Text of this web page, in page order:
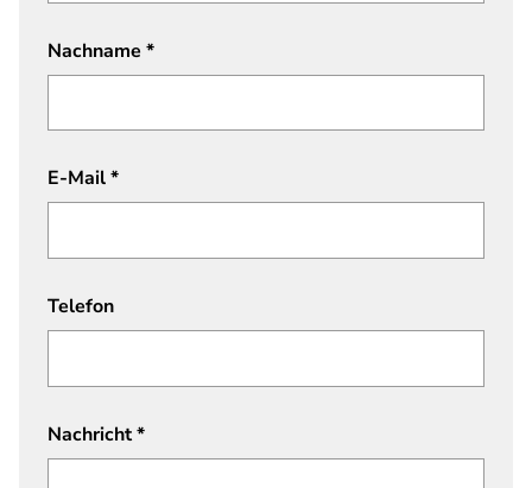
Nachname *
E-Mail*
Telefon
Nachricht*